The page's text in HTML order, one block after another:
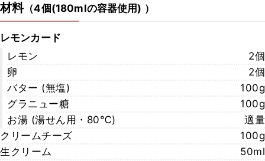
材料（4個(180mlの容器使用) ）
レモンカード
レモン
2個
卵
2個
バター (無塩)
100g
グラニュー糖
100g
お湯 (湯せん用・80℃)
適量
クリームチーズ
100g
生クリーム
50ml